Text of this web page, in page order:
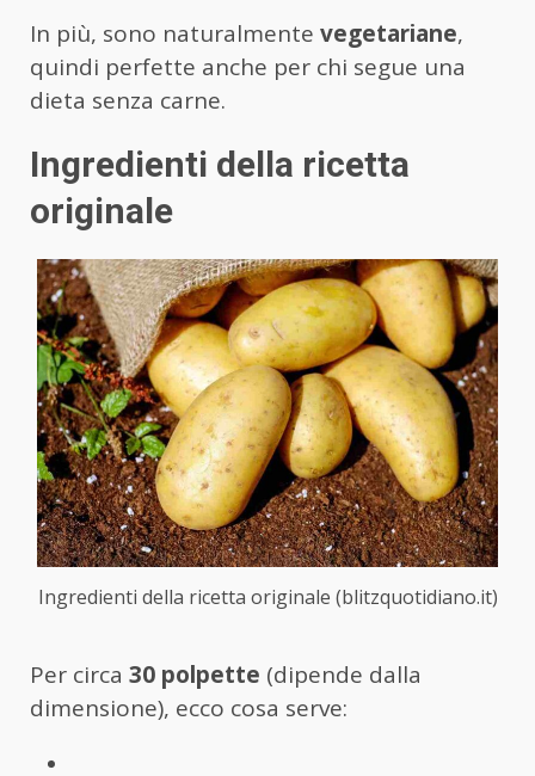
In più, sono naturalmente vegetariane,
quindi perfette anche per chi segue una
dieta senza carne.
Ingredienti della ricetta
originale
Ingredienti della ricetta originale (blitzquotidiano.it)
Per circa 30 polpette (dipende dalla
dimensione), ecco cosa serve: